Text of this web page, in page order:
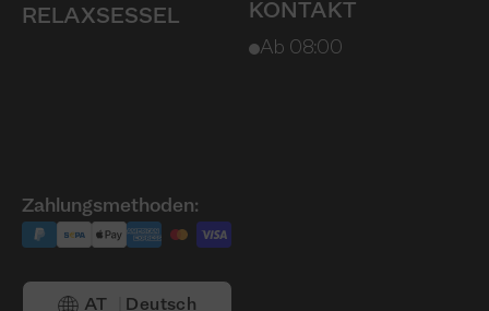
RELAXSESSEL KONTAKT
Ab 08:00
Zahlungsmethoden:
AT Deutsch